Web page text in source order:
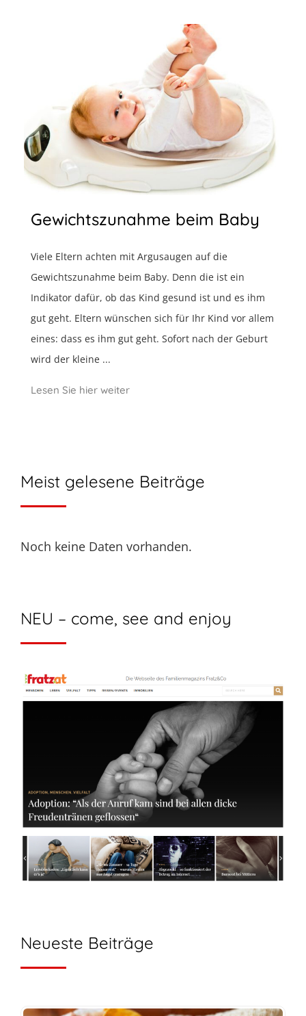
Gewichtszunahme beim Baby
Viele Eltern achten mit Argusaugen auf die
Gewichtszunahme beim Baby. Denn die ist ein
Indikator dafür, ob das Kind gesund ist und es ihm
gut geht. Eltern wünschen sich für Ihr Kind vor allem
eines: dass es ihm gut geht. Sofort nach der Geburt
wird der kleine ...
Lesen Sie hier weiter
Meist gelesene Beiträge
Noch keine Daten vorhanden.
NEU – come, see and enjoy
Neueste Beiträge